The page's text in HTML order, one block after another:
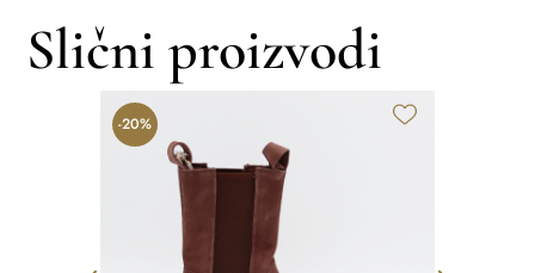
Slični proizvodi
-20%